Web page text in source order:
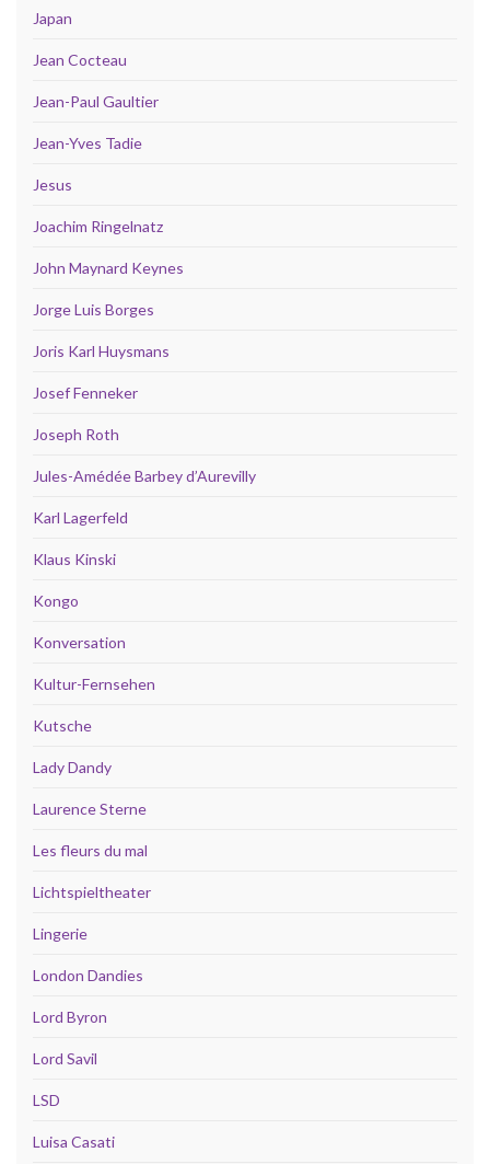
Japan
Jean Cocteau
Jean-Paul Gaultier
Jean-Yves Tadie
Jesus
Joachim Ringelnatz
John Maynard Keynes
Jorge Luis Borges
Joris Karl Huysmans
Josef Fenneker
Joseph Roth
Jules-Amédée Barbey d’Aurevilly
Karl Lagerfeld
Klaus Kinski
Kongo
Konversation
Kultur-Fernsehen
Kutsche
Lady Dandy
Laurence Sterne
Les fleurs du mal
Lichtspieltheater
Lingerie
London Dandies
Lord Byron
Lord Savil
LSD
Luisa Casati